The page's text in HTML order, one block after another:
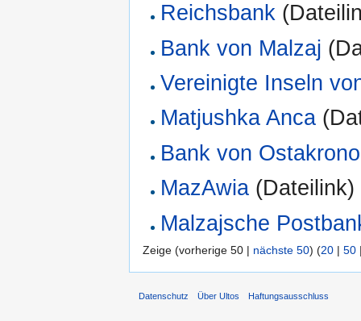
Reichsbank
Bank von Malzaj
Vereinigte Inseln
Matjushka Anca
Bank von
MazAwia
Malzajsche
Zeige (vorherige 50 | nächste 50) (20 | 50
Datenschutz Über Ultos Haftungsausschluss